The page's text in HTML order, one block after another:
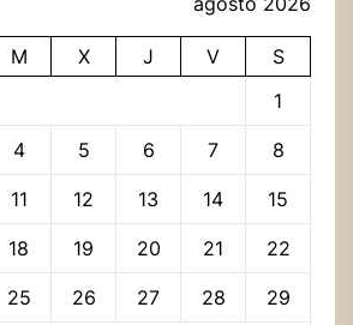
M X J V
S
1
4 5 6 7 8
11 12 13 14 15
18 19 20 21 22
25 26 27 28 29